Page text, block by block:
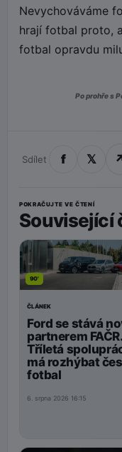
Nevychováváme
hrají fotbal proto,
fotbal opravdu
Po prohře s
Sdílet f 𝕏
POKRAČUJTE VE ČTENÍ
Související
90'
ČLÁNEK
Ford se stává
partnerem FAČR.
Tříletá
má rozhýbat
fotbal
6. srpna 2026 16:15